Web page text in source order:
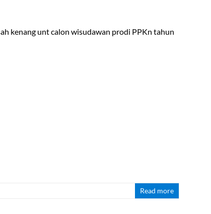
kenang unt calon wisudawan prodi PPKn tahun
Read more